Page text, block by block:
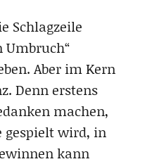
Schlagzeile
Umbruch“
Aber im Kern
Denn erstens
machen,
gespielt wird, in
kann